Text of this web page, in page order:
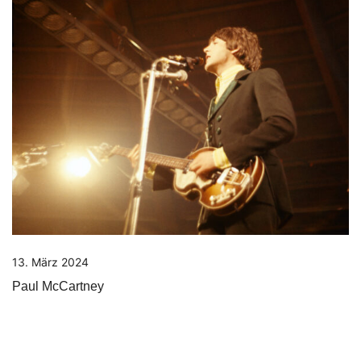
13. März 2024
Paul McCartney